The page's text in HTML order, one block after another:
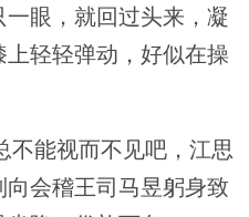
眼，就回过头来，凝
轻轻弹动，好似在操
能视而不见吧，江思
会稽王司马昱躬身致